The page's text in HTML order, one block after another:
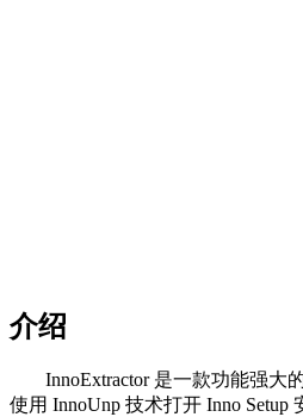
介绍
InnoExtractor 是一款功能强大
使用 InnoUnp 技术打开 Inno Setup